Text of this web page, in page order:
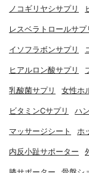
ノコギリヤシサプリ
レスベラトロールサプ
イソフラボンサプリ
ヒアルロン酸サプリ
乳酸菌サプリ 女性ホ
ビタミンCサプリ ハ
マッサージシート ホ
内反小趾サポーター